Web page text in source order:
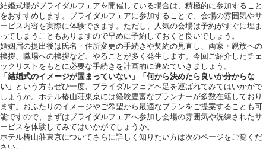
結婚式場がブライダルフェアを開催している場合は、積極的に参加すること
をおすすめします。ブライダルフェアに参加することで、会場の雰囲気やサ
ービス内容を実際に体験できます。ただし、人気の会場は予約がすぐに埋ま
ってしまうこともありますので早めに予約しておくと良いでしょう。
婚姻届の提出後は氏名・住所変更の手続きや契約の見直し、両家・親族への
挨拶、職場への挨拶など、やることが多く発生します。今回ご紹介したチェ
ックリストをもとに必要な手続きを計画的に進めていきましょう。
「結婚式のイメージが固まっていない」「何から決めたら良いか分からな
い」
という方もぜひ一度、ブライダルフェアへ足を運ばれてみてはいかがで
しょうか。ホテル椿山荘東京には経験豊富なプランナーが多数在籍しており
ます。おふたりのイメージやご希望から最適なプランをご提案することも可
能ですので、まずはブライダルフェアへ参加し会場の雰囲気や洗練されたサ
ービスを体験してみてはいかがでしょうか。
ホテル椿山荘東京についてさらに詳しく知りたい方は次のページをご覧くだ
さい。